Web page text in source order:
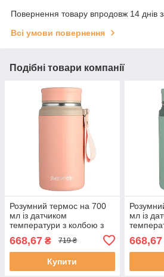
Повернення товару впродовж 14 днів
Всі умови повернення
Подібні товари компанії
Розумний термос на 700
мл із датчиком
температури з колбою з
ремінцем Fashion
668,67 ₴ 719 ₴
Купити
мл із
668,67